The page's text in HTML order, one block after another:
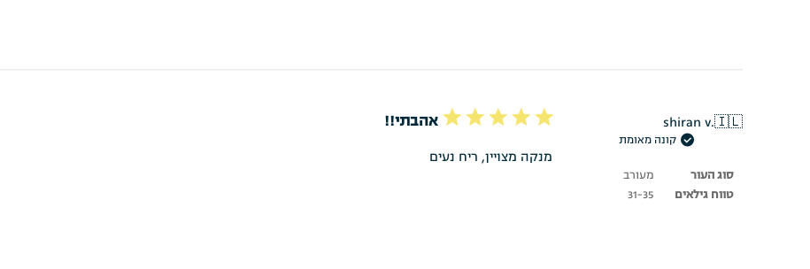
🇮🇱
shiran v.
קונה מאומת
סוג העור
טווח גילאים
מעורב
31-35
אהבתי!!
מנקה מצויין, ריח נעים